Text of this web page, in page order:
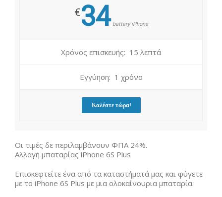
€34 battery iPhone
Χρόνος επισκευής: 15 λεπτά
Εγγύηση: 1 χρόνο
Καλέστε τώρα!
Οι τιμές δε περιλαμβάνουν ΦΠΑ 24%.
Αλλαγή μπαταρίας iPhone 6S Plus
Επισκεφτείτε ένα από τα καταστήματά μας και φύγετε
με το iPhone 6S Plus με μια ολοκαίνουρια μπαταρία.